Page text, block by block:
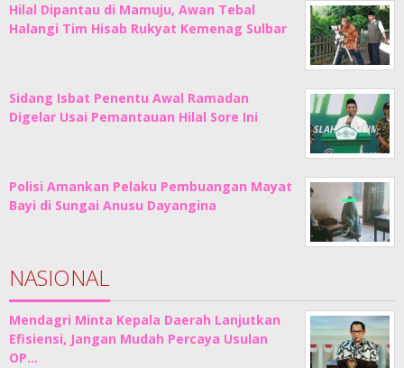
Hilal Dipantau di Mamuju, Awan Tebal
Halangi Tim Hisab Rukyat Kemenag Sulbar
Sidang Isbat Penentu Awal Ramadan
Digelar Usai Pemantauan Hilal Sore Ini
Polisi Amankan Pelaku Pembuangan Mayat
Bayi di Sungai Anusu Dayangina
NASIONAL
Mendagri Minta Kepala Daerah Lanjutkan
Efisiensi, Jangan Mudah Percaya Usulan
OP…